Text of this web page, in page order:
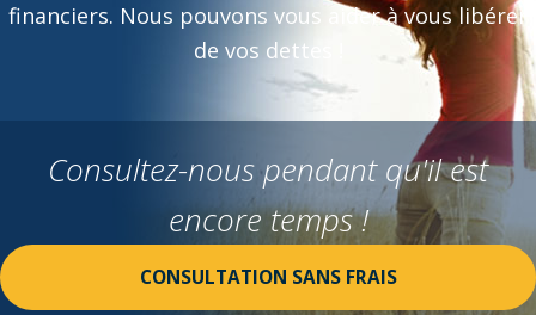
financiers. Nous pouvons vous aider à vous libérer
de vos dettes !
Consultez-nous pendant qu'il est
encore temps !
CONSULTATION SANS FRAIS